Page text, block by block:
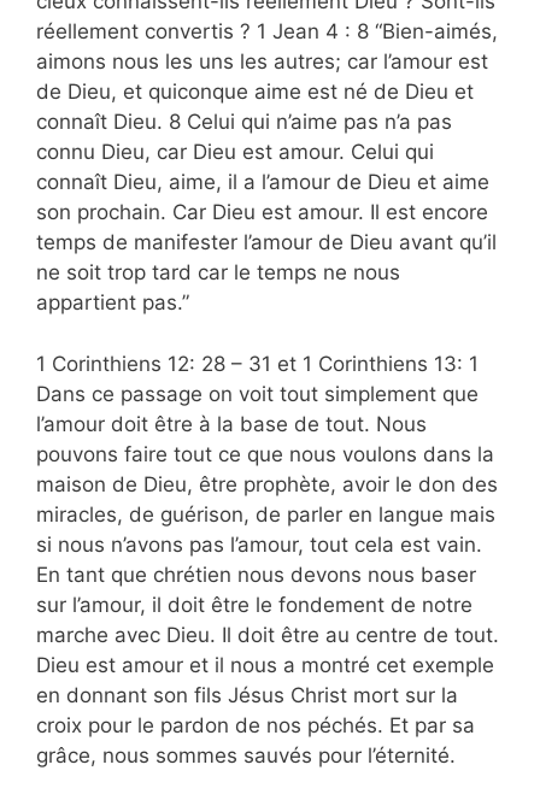
réellement convertis ? 1 Jean 4 : 8 “Bien-aimés,
aimons nous les uns les autres; car l’amour est
de Dieu, et quiconque aime est né de Dieu et
connaît Dieu. 8 Celui qui n’aime pas n’a pas
connu Dieu, car Dieu est amour. Celui qui
connaît Dieu, aime, il a l’amour de Dieu et aime
son prochain. Car Dieu est amour. Il est encore
temps de manifester l’amour de Dieu avant qu’il
ne soit trop tard car le temps ne nous
appartient pas.”
1 Corinthiens 12: 28 – 31 et 1 Corinthiens 13: 1
Dans ce passage on voit tout simplement que
l’amour doit être à la base de tout. Nous
pouvons faire tout ce que nous voulons dans la
maison de Dieu, être prophète, avoir le don des
miracles, de guérison, de parler en langue mais
si nous n’avons pas l’amour, tout cela est vain.
En tant que chrétien nous devons nous baser
sur l’amour, il doit être le fondement de notre
marche avec Dieu. Il doit être au centre de tout.
Dieu est amour et il nous a montré cet exemple
en donnant son fils Jésus Christ mort sur la
croix pour le pardon de nos péchés. Et par sa
grâce, nous sommes sauvés pour l’éternité.